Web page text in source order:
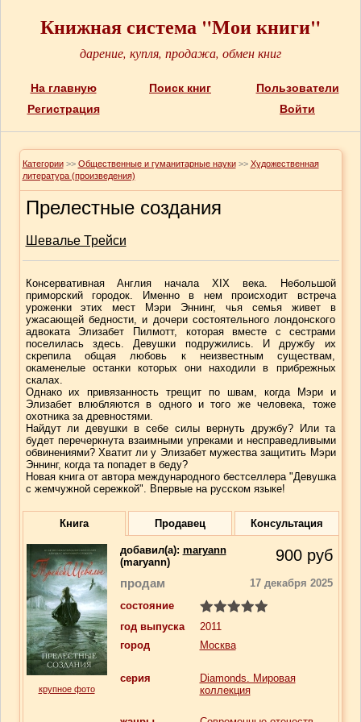
Книжная система "Мои книги"
дарение, купля, продажа, обмен книг
На главную Поиск книг
Пользователи
Регистрация
Войти
Категории >> Общественные и гуманитарные науки >> Художественная
литература (произведения)
Прелестные создания
Шевалье Трейси
Консервативная Англия начала XIX века. Небольшой
приморский городок. Именно в нем происходит встреча
уроженки этих мест Мэри Эннинг, чья семья живет в
ужасающей бедности, и дочери состоятельного лондонского
адвоката Элизабет Пилмотт, которая вместе с сестрами
поселилась здесь. Девушки подружились. И дружбу их
скрепила общая любовь к неизвестным существам,
окаменелые останки которых они находили в прибрежных
скалах.
Однако их привязанность трещит по швам, когда Мэри и
Элизабет влюбляются в одного и того же человека, тоже
охотника за древностями.
Найдут ли девушки в себе силы вернуть дружбу? Или та
будет перечеркнута взаимными упреками и несправедливыми
обвинениями? Хватит ли у Элизабет мужества защитить Мэри
Эннинг, когда та попадет в беду?
Новая книга от автора международного бестселлера "Девушка
с жемчужной сережкой". Впервые на русском языке!
Книга Продавец Консультация
крупное фото
добавил(a): maryann
(maryann)
900 руб
продам
17 декабря 2025
состояние
год выпуска
2011
город
Москва
серия
Diamonds. Мировая
коллекция